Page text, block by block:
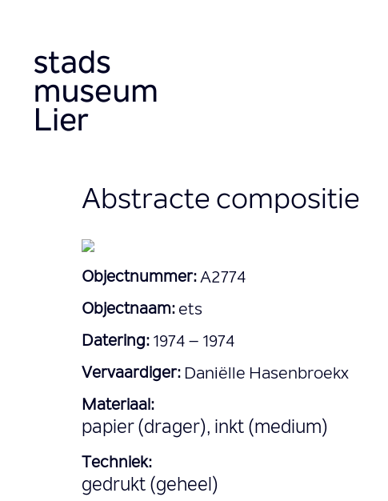
Abstracte compositie
Objectnummer: A2774
Objectnaam: ets
Datering: 1974 – 1974
Vervaardiger: Daniëlle Hasenbroekx
Materiaal:
papier (drager), inkt (medium)
Techniek:
gedrukt (geheel)